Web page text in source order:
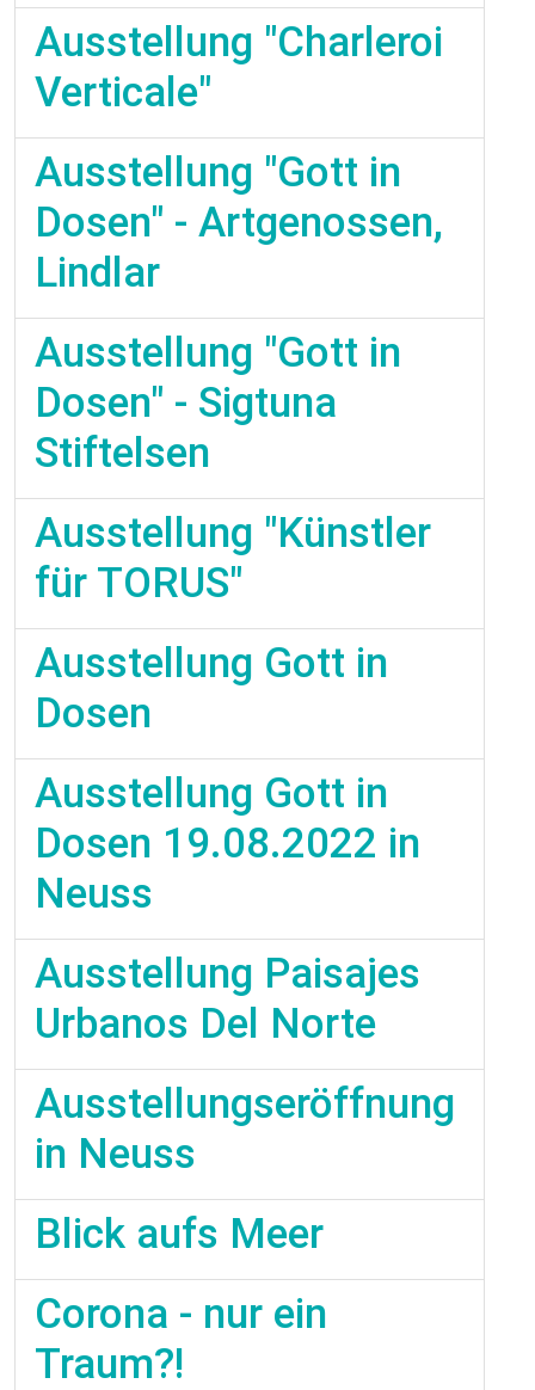
Ausstellung "Charleroi
Verticale"
Ausstellung "Gott in
Dosen" - Artgenossen,
Lindlar
Ausstellung "Gott in
Dosen" - Sigtuna
Stiftelsen
Ausstellung "Künstler
für TORUS"
Ausstellung Gott in
Dosen
Ausstellung Gott in
Dosen 19.08.2022 in
Neuss
Ausstellung Paisajes
Urbanos Del Norte
Ausstellungseröffnung
in Neuss
Blick aufs Meer
Corona - nur ein
Traum?!